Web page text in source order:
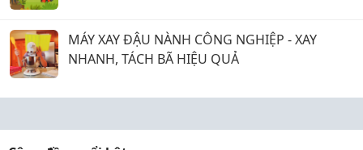
MÁY XAY ĐẬU NÀNH CÔNG NGHIỆP - XAY
NHANH, TÁCH BÃ HIỆU QUẢ